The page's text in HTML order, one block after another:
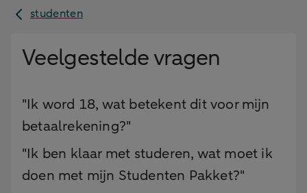
studenten
Veelgestelde vragen
"Ik word 18, wat betekent dit voor mijn
betaalrekening?"
"Ik ben klaar met studeren, wat moet ik
doen met mijn Studenten Pakket?"